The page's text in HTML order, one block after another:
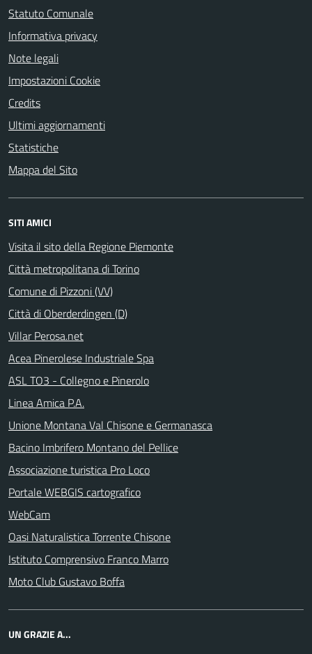
Statuto Comunale
Informativa privacy
Note legali
Impostazioni Cookie
Credits
Ultimi aggiornamenti
Statistiche
Mappa del Sito
SITI AMICI
Visita il sito della Regione Piemonte
Città metropolitana di Torino
Comune di Pizzoni (VV)
Città di Oberderdingen (D)
Villar Perosa.net
Acea Pinerolese Industriale Spa
ASL TO3 - Collegno e Pinerolo
Linea Amica P.A.
Unione Montana Val Chisone e Germanasca
Bacino Imbrifero Montano del Pellice
Associazione turistica Pro Loco
Portale WEBGIS cartografico
WebCam
Oasi Naturalistica Torrente Chisone
Istituto Comprensivo Franco Marro
Moto Club Gustavo Boffa
UN GRAZIE A...